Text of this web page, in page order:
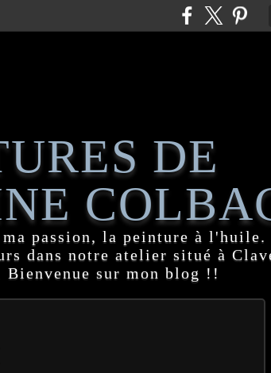
DE
passion, la peinture à l'huile.
dans notre atelier situé à
sur mon blog !!